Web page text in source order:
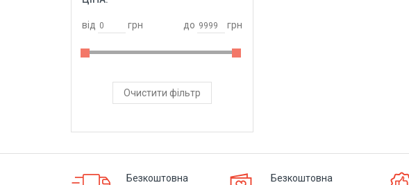
від грн до грн
Очистити фільтр
Безкоштовна
Безкоштовна